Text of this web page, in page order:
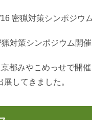
密猟対策シンポジウ
猟対策シンポジウム開催
都みやこめっせで開
してきました。